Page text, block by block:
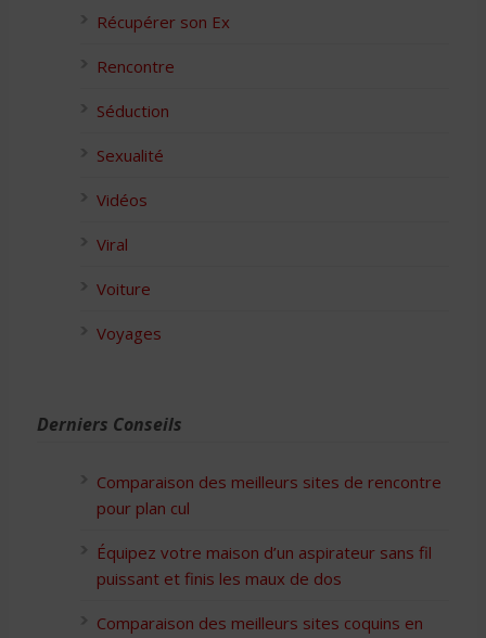
Récupérer son Ex
Rencontre
Séduction
Sexualité
Vidéos
Viral
Voiture
Voyages
Derniers Conseils
Comparaison des meilleurs sites de rencontre
pour plan cul
Équipez votre maison d’un aspirateur sans fil
puissant et finis les maux de dos
Comparaison des meilleurs sites coquins en